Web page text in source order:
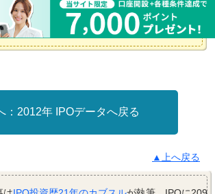
2012年 IPOデータへ戻る
▲上へ戻る